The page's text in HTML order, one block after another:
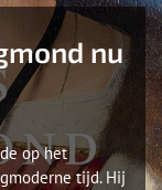
nu
op het
tijd. Hij